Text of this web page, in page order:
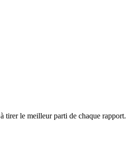
tirer le meilleur parti de chaque rapport.